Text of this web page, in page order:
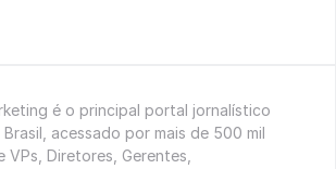
é o principal portal jornalístico
acessado por mais de 500 mil
Diretores, Gerentes,